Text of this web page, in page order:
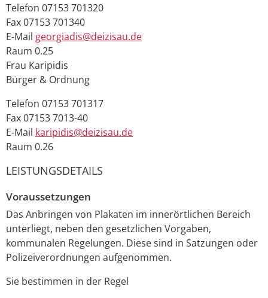
Telefon 07153 701320
Fax07153 701340
E-Mail georgiadis@deizisau.de
Raum 0.25
Frau Karipidis
Bürger & Ordnung
Telefon 07153 701317
Fax07153 7013-40
E-Mail karipidis@deizisau.de
Raum 0.26
LEISTUNGSDETAILS
Voraussetzungen
Das Anbringen von Plakaten im innerörtlichen Bereich
unterliegt, neben den gesetzlichen Vorgaben,
kommunalen Regelungen. Diese sind in Satzungen oder
Polizeiverordnungen aufgenommen.
Sie bestimmen in der Regel